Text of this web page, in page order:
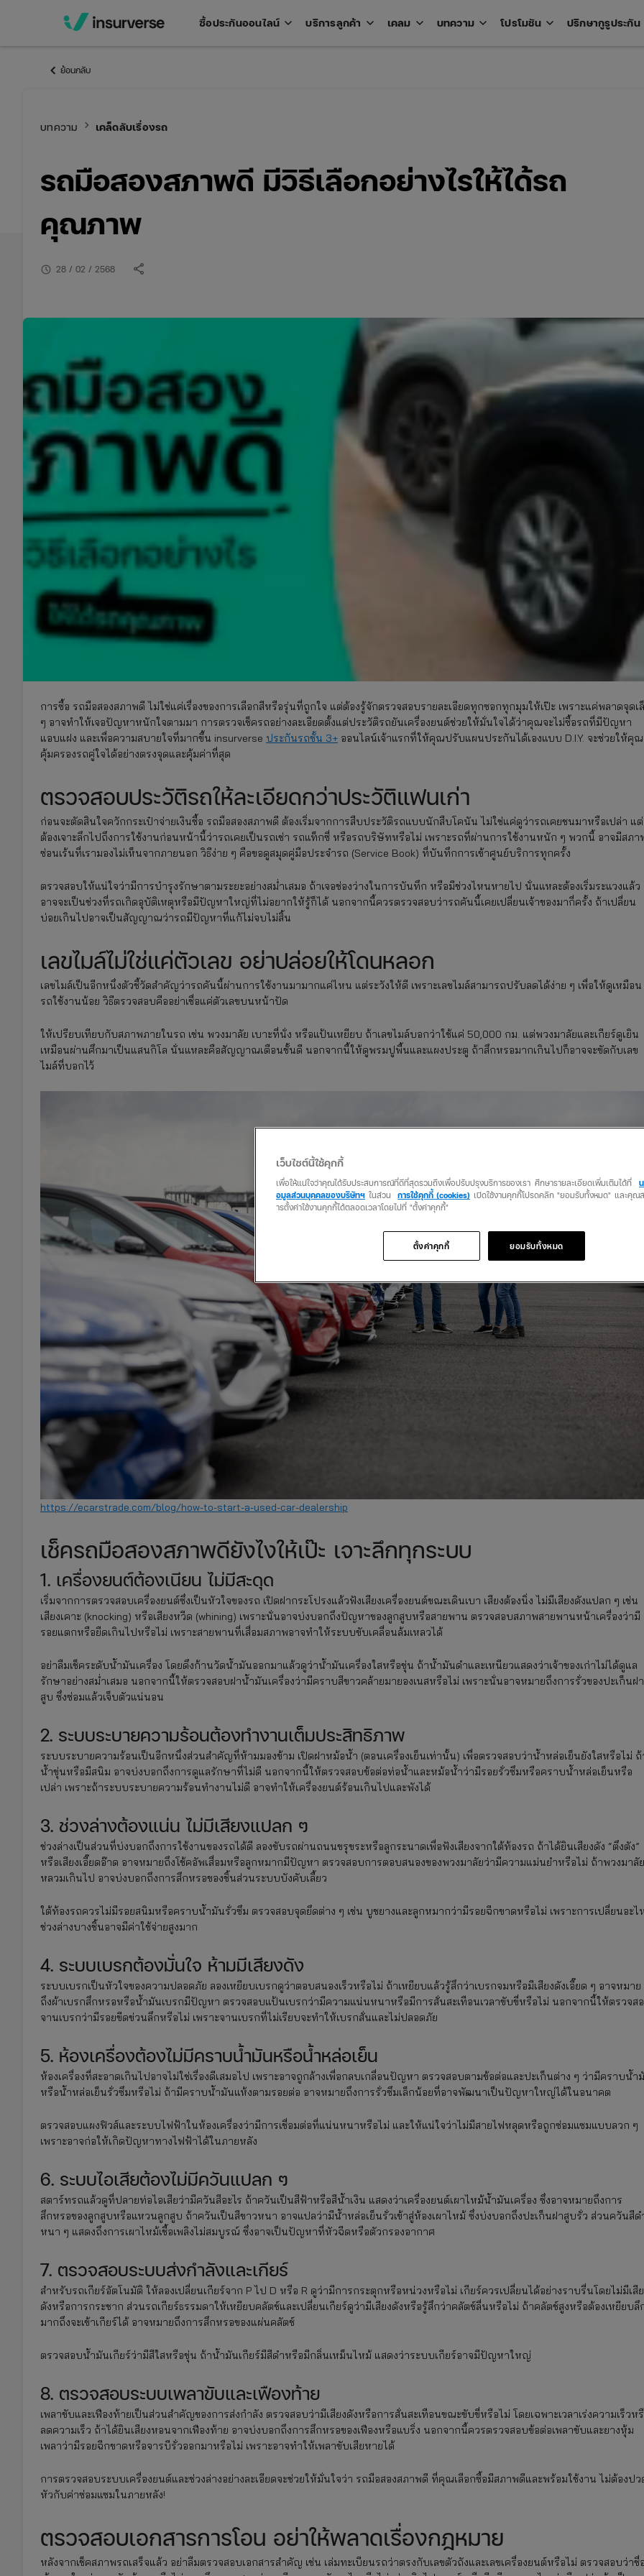
ซื้อประกันออนไลน์ keyboard_arrow_down Open
บริการลูกค้า keyboard_arrow_down Open
เคลม keyboard_arrow_down Open
บทความ keyboard_arrow_down Open
โปรโมชัน keyboard_arrow_down Open
ปรึกษากูรูประกัน
keyboard_arrow_left ย้อนกลับ
บทความ keyboard_arrow_right เคล็ดลับเรื่องรถ
รถมือสองสภาพดี มีวิธีเลือกอย่างไรให้ได้รถ
คุณภาพ
schedule 28 / 02 / 2568 share
การซื้อ รถมือสองสภาพดี ไม่ใช่แค่เรื่องของการเลือกสีหรือรุ่นที่ถูกใจ แต่ต้องรู้จักตรวจสอบรายละเอียดทุกซอกทุกมุมให้เป๊ะ เพราะแค่พลาดจุดเ
ๆ อาจทำให้เจอปัญหาหนักใจตามมา การตรวจเช็ครถอย่างละเอียดตั้งแต่ประวัติรถยันเครื่องยนต์ช่วยให้มั่นใจได้ว่าคุณจะไม่ซื้อรถที่มีปัญหา
แอบแฝง และเพื่อความสบายใจที่มากขึ้น insurverse ประกันรถชั้น 3+ ออนไลน์เจ้าแรกที่ให้คุณปรับแผนประกันได้เองแบบ D.I.Y. จะช่วยให้คุณ
คุ้มครองรถคู่ใจได้อย่างตรงจุดและคุ้มค่าที่สุด
ตรวจสอบประวัติรถให้ละเอียดกว่าประวัติแฟนเก่า
ก่อนจะตัดสินใจควักกระเป๋าจ่ายเงินซื้อ รถมือสองสภาพดี ต้องเริ่มจากการสืบประวัติรถแบบนักสืบโคนัน ไม่ใช่แค่ดูว่ารถเคยชนมาหรือเปล่า แต่
ต้องเจาะลึกไปถึงการใช้งานก่อนหน้านี้ว่ารถเคยเป็นรถเช่า รถแท็กซี่ หรือรถบริษัทหรือไม่ เพราะรถที่ผ่านการใช้งานหนัก ๆ พวกนี้ อาจมีสภา
ซ่อนเร้นที่เรามองไม่เห็นจากภายนอก วิธีง่าย ๆ คือขอดูสมุดคู่มือประจำรถ (Service Book) ที่บันทึกการเข้าศูนย์บริการทุกครั้ง
ตรวจสอบให้แน่ใจว่ามีการบำรุงรักษาตามระยะอย่างสม่ำเสมอ ถ้าเจอช่องว่างในการบันทึก หรือมีช่วงไหนหายไป นั่นแหละต้องเริ่มระแวงแล้ว
อาจจะเป็นช่วงที่รถเกิดอุบัติเหตุหรือมีปัญหาใหญ่ที่ไม่อยากให้รู้ก็ได้ นอกจากนี้ควรตรวจสอบว่ารถคันนี้เคยเปลี่ยนเจ้าของมากี่ครั้ง ถ้าเปลี่ยน
บ่อยเกินไปอาจเป็นสัญญาณว่ารถมีปัญหาที่แก้ไม่จบไม่สิ้น
เลขไมล์ไม่ใช่แค่ตัวเลข อย่าปล่อยให้โดนหลอก
เลขไมล์เป็นอีกหนึ่งตัวชี้วัดสำคัญว่ารถคันนี้ผ่านการใช้งานมามากแค่ไหน แต่ระวังให้ดี เพราะเลขไมล์สามารถปรับลดได้ง่าย ๆ เพื่อให้ดูเหมือน
รถใช้งานน้อย วิธีตรวจสอบคืออย่าเชื่อแค่ตัวเลขบนหน้าปัด
ให้เปรียบเทียบกับสภาพภายในรถ เช่น พวงมาลัย เบาะที่นั่ง หรือแป้นเหยียบ ถ้าเลขไมล์บอกว่าใช้แค่ 50,000 กม. แต่พวงมาลัยและเกียร์ดูเยิน
เหมือนผ่านศึกมาเป็นแสนกิโล นั่นแหละคือสัญญาณเตือนชั้นดี นอกจากนี้ให้ดูพรมปูพื้นและแผงประตู ถ้าสึกหรอมากเกินไปก็อาจจะขัดกับเลข
ไมล์ที่บอกไว้
https://ecarstrade.com/blog/how-to-start-a-used-car-dealership
เช็ครถมือสองสภาพดียังไงให้เป๊ะ เจาะลึกทุกระบบ
1. เครื่องยนต์ต้องเนียน ไม่มีสะดุด
เริ่มจากการตรวจสอบเครื่องยนต์ซึ่งเป็นหัวใจของรถ เปิดฝากระโปรงแล้วฟังเสียงเครื่องยนต์ขณะเดินเบา เสียงต้องนิ่ง ไม่มีเสียงดังแปลก ๆ เช่น
เสียงเคาะ (knocking) หรือเสียงหวีด (whining) เพราะนั่นอาจบ่งบอกถึงปัญหาของลูกสูบหรือสายพาน ตรวจสอบสภาพสายพานหน้าเครื่องว่ามี
รอยแตกหรือยืดเกินไปหรือไม่ เพราะสายพานที่เสื่อมสภาพอาจทำให้ระบบขับเคลื่อนล้มเหลวได้
อย่าลืมเช็คระดับน้ำมันเครื่อง โดยดึงก้านวัดน้ำมันออกมาแล้วดูว่าน้ำมันเครื่องใสหรือขุ่น ถ้าน้ำมันดำและเหนียวแสดงว่าเจ้าของเก่าไม่ได้ดูแล
รักษาอย่างสม่ำเสมอ นอกจากนี้ให้ตรวจสอบฝาน้ำมันเครื่องว่ามีคราบสีขาวคล้ายมายองเนสหรือไม่ เพราะนั่นอาจหมายถึงการรั่วของปะเก็นฝา
สูบ ซึ่งซ่อมแล้วเจ็บตัวแน่นอน
2. ระบบระบายความร้อนต้องทำงานเต็มประสิทธิภาพ
ระบบระบายความร้อนเป็นอีกหนึ่งส่วนสำคัญที่ห้ามมองข้าม เปิดฝาหม้อน้ำ (ตอนเครื่องเย็นเท่านั้น) เพื่อตรวจสอบว่าน้ำหล่อเย็นยังใสหรือไม่ ถ้
น้ำขุ่นหรือมีสนิม อาจบ่งบอกถึงการดูแลรักษาที่ไม่ดี นอกจากนี้ให้ตรวจสอบข้อต่อท่อน้ำและหม้อน้ำว่ามีรอยรั่วซึมหรือคราบน้ำหล่อเย็นหรือ
เปล่า เพราะถ้าระบบระบายความร้อนทำงานไม่ดี อาจทำให้เครื่องยนต์ร้อนเกินไปและพังได้
3. ช่วงล่างต้องแน่น ไม่มีเสียงแปลก ๆ
ช่วงล่างเป็นส่วนที่บ่งบอกถึงการใช้งานของรถได้ดี ลองขับรถผ่านถนนขรุขระหรือลูกระนาดเพื่อฟังเสียงจากใต้ท้องรถ ถ้าได้ยินเสียงดัง “ตึงตัง”
หรือเสียงเอี๊ยดอ๊าด อาจหมายถึงโช้คอัพเสื่อมหรือลูกหมากมีปัญหา ตรวจสอบการตอบสนองของพวงมาลัยว่ามีความแม่นยำหรือไม่ ถ้าพวงมาลัย
หลวมเกินไป อาจบ่งบอกถึงการสึกหรอของชิ้นส่วนระบบบังคับเลี้ยว
ใต้ท้องรถควรไม่มีรอยสนิมหรือคราบน้ำมันรั่วซึม ตรวจสอบจุดยึดต่าง ๆ เช่น บูชยางและลูกหมากว่ามีรอยฉีกขาดหรือไม่ เพราะการเปลี่ยนอะไ
ช่วงล่างบางชิ้นอาจมีค่าใช้จ่ายสูงมาก
4. ระบบเบรกต้องมั่นใจ ห้ามมีเสียงดัง
ระบบเบรกเป็นหัวใจของความปลอดภัย ลองเหยียบเบรกดูว่าตอบสนองเร็วหรือไม่ ถ้าเหยียบแล้วรู้สึกว่าเบรกจมหรือมีเสียงดังเอี๊ยด ๆ อาจหมาย
ถึงผ้าเบรกสึกหรอหรือน้ำมันเบรกมีปัญหา ตรวจสอบแป้นเบรกว่ามีความแน่นหนาหรือมีการสั่นสะเทือนเวลาขับขี่หรือไม่ นอกจากนี้ให้ตรวจส
จานเบรกว่ามีรอยขีดข่วนลึกหรือไม่ เพราะจานเบรกที่ไม่เรียบจะทำให้เบรกสั่นและไม่ปลอดภัย
5. ห้องเครื่องต้องไม่มีคราบน้ำมันหรือน้ำหล่อเย็น
ห้องเครื่องที่สะอาดเกินไปอาจไม่ใช่เรื่องดีเสมอไป เพราะอาจถูกล้างเพื่อกลบเกลื่อนปัญหา ตรวจสอบตามข้อต่อและปะเก็นต่าง ๆ ว่ามีคราบน้ำ
หรือน้ำหล่อเย็นรั่วซึมหรือไม่ ถ้ามีคราบน้ำมันแห้งตามรอยต่อ อาจหมายถึงการรั่วซึมเล็กน้อยที่อาจพัฒนาเป็นปัญหาใหญ่ได้ในอนาคต
ตรวจสอบแผงฟิวส์และระบบไฟฟ้าในห้องเครื่องว่ามีการเชื่อมต่อที่แน่นหนาหรือไม่ และให้แน่ใจว่าไม่มีสายไฟหลุดหรือถูกซ่อมแซมแบบลวก ๆ
เพราะอาจก่อให้เกิดปัญหาทางไฟฟ้าได้ในภายหลัง
6. ระบบไอเสียต้องไม่มีควันแปลก ๆ
สตาร์ทรถแล้วดูที่ปลายท่อไอเสียว่ามีควันสีอะไร ถ้าควันเป็นสีฟ้าหรือสีน้ำเงิน แสดงว่าเครื่องยนต์เผาไหม้น้ำมันเครื่อง ซึ่งอาจหมายถึงการ
สึกหรอของลูกสูบหรือแหวนลูกสูบ ถ้าควันเป็นสีขาวหนา อาจแปลว่ามีน้ำหล่อเย็นรั่วเข้าสู่ห้องเผาไหม้ ซึ่งบ่งบอกถึงปะเก็นฝาสูบรั่ว ส่วนควันสีด
หนา ๆ แสดงถึงการเผาไหม้เชื้อเพลิงไม่สมบูรณ์ ซึ่งอาจเป็นปัญหาที่หัวฉีดหรือตัวกรองอากาศ
7. ตรวจสอบระบบส่งกำลังและเกียร์
สำหรับรถเกียร์อัตโนมัติ ให้ลองเปลี่ยนเกียร์จาก P ไป D หรือ R ดูว่ามีการกระตุกหรือหน่วงหรือไม่ เกียร์ควรเปลี่ยนได้อย่างราบรื่นโดยไม่มีเสี
ดังหรือการกระชาก ส่วนรถเกียร์ธรรมดาให้เหยียบคลัตช์และเปลี่ยนเกียร์ดูว่ามีเสียงดังหรือรู้สึกว่าคลัตช์ลื่นหรือไม่ ถ้าคลัตช์สูงหรือต้องเหยียบลึ
มากถึงจะเข้าเกียร์ได้ อาจหมายถึงการสึกหรอของแผ่นคลัตช์
ตรวจสอบน้ำมันเกียร์ว่ามีสีใสหรือขุ่น ถ้าน้ำมันเกียร์มีสีดำหรือมีกลิ่นเหม็นไหม้ แสดงว่าระบบเกียร์อาจมีปัญหาใหญ่
8. ตรวจสอบระบบเพลาขับและเฟืองท้าย
เพลาขับและเฟืองท้ายเป็นส่วนสำคัญของการส่งกำลัง ตรวจสอบว่ามีเสียงดังหรือการสั่นสะเทือนขณะขับขี่หรือไม่ โดยเฉพาะเวลาเร่งความเร็วห
ลดความเร็ว ถ้าได้ยินเสียงหอนจากเฟืองท้าย อาจบ่งบอกถึงการสึกหรอของเฟืองหรือแบริ่ง นอกจากนี้ควรตรวจสอบข้อต่อเพลาขับและยางหุ้ม
เพลาว่ามีรอยฉีกขาดหรือจารบีรั่วออกมาหรือไม่ เพราะอาจทำให้เพลาขับเสียหายได้
การตรวจสอบระบบเครื่องยนต์และช่วงล่างอย่างละเอียดจะช่วยให้มั่นใจว่า รถมือสองสภาพดี ที่คุณเลือกซื้อมีสภาพดีและพร้อมใช้งาน ไม่ต้องปว
หัวกับค่าซ่อมแซมในภายหลัง!
ตรวจสอบเอกสารการโอน อย่าให้พลาดเรื่องกฎหมาย
หลังจากเช็คสภาพรถเสร็จแล้ว อย่าลืมตรวจสอบเอกสารสำคัญ เช่น เล่มทะเบียนรถว่าตรงกับเลขตัวถังและเลขเครื่องยนต์หรือไม่ ตรวจสอบว่าชื่
เว็บไซต์นี้ใช้คุกกี้
เพื่อให้แน่ใจว่าคุณได้รับประสบการณ์ที่ดีที่สุดรวมถึงเพื่อปรับปรุงบริการของเรา ศึกษารายละเอียดเพิ่มเติมได้ที่
อมูลส่วนบุคคลของบริษัทฯ ในส่วน การใช้คุกกี้ (cookies) เปิดใช้งานคุกกี้โปรดคลิก "ยอมรับทั้งหมด" และคุณ
ารตั้งค่าใช้งานคุกกี้ได้ตลอดเวลาโดยไปที่ "ตั้งค่าคุกกี้"
ยอมรับทั้งหมด
ตั้งค่าคุกกี้